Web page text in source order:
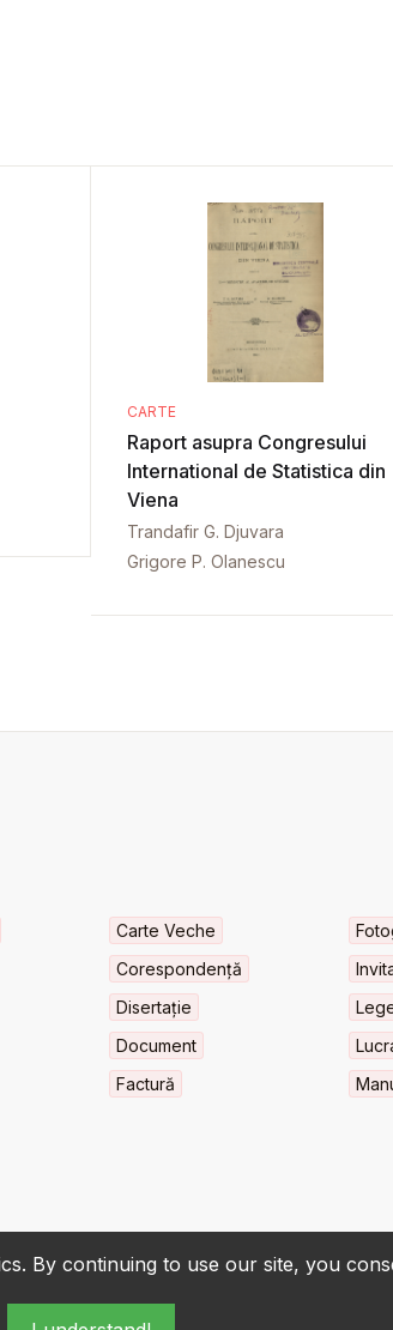
By continuing to use our site, you
CARTE
Raport asupra Congresului
International de Statistica din
Viena
Trandafir G. Djuvara
Grigore P. Olanescu
Carte Veche
Corespondență
Disertație
Document
Factură